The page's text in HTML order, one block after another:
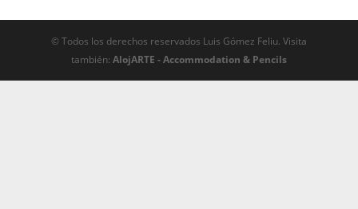
© Todos los derechos reservados Luis Gómez Feliu. Visita
también: AlojARTE - Accommodation & Pencils